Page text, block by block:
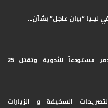
ليبيا “بيان عاجل” بشأن…
قوات الاحتلال تدمر مستودعاً للأدوية وتقتل 25
السخيفة و الزيارات